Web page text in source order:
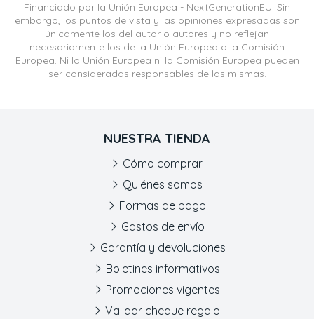
Financiado por la Unión Europea - NextGenerationEU. Sin
embargo, los puntos de vista y las opiniones expresadas son
únicamente los del autor o autores y no reflejan
necesariamente los de la Unión Europea o la Comisión
Europea. Ni la Unión Europea ni la Comisión Europea pueden
ser consideradas responsables de las mismas.
NUESTRA TIENDA
Cómo comprar
Quiénes somos
Formas de pago
Gastos de envío
Garantía y devoluciones
Boletines informativos
Promociones vigentes
Validar cheque regalo